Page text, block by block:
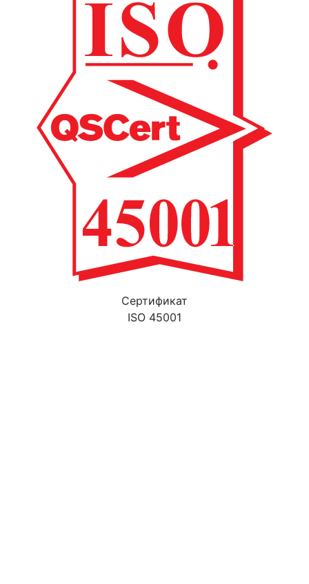
Cертификат
ISO 45001